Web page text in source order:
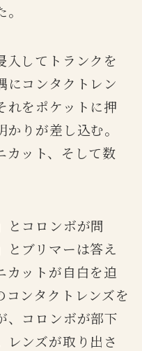
入してトランクを
にコンタクトレン
れをポケットに押
りが差し込む。
カット、そして数
とコロンボが問
とブリマーは答え
カットが自白を迫
コンタクトレンズを
、コロンボが部下
レンズが取り出さ